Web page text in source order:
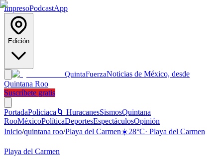
ImpresoPodcastApp
Edición
QuintaFuerzaNoticias de México, desde
Quintana Roo
Suscríbete gratis
PortadaPoliciaca 🌀 HuracanesSismosQuintana
RooMéxicoPolíticaDeportesEspectáculosOpinión
Inicio/quintana roo/Playa del Carmen☀️28°C· Playa del Carmen
Playa del Carmen